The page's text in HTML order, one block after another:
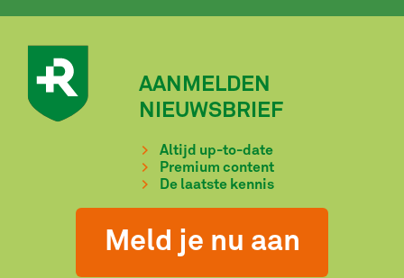
AANMELDEN
NIEUWSBRIEF
Altijd up-to-date
Premium content
De laatste kennis
Meld je nu aan